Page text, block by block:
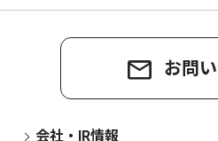
お問
会社・IR情報